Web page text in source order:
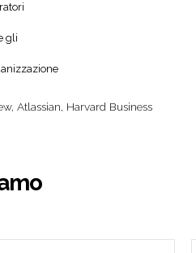
gli
Atlassian, Harvard Business